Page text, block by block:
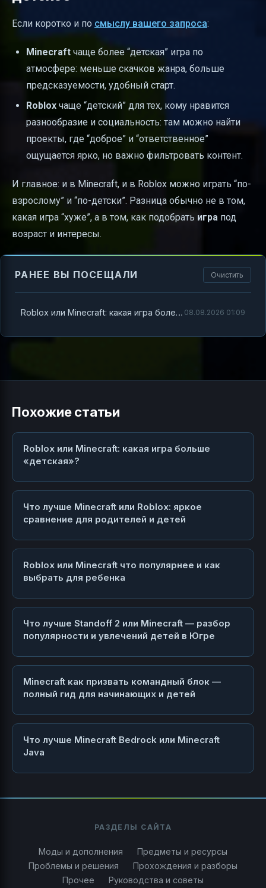
Если коротко и по смыслу вашего запроса:
Minecraft чаще более “детская” игра по
атмосфере: меньше скачков жанра, больше
предсказуемости, удобный старт.
Roblox чаще “детский” для тех, кому нравится
разнообразие и социальность: там можно найти
проекты, где “доброе” и “ответственное”
ощущается ярко, но важно фильтровать контент.
И главное: и в Minecraft, и в Roblox можно играть “по-
взрослому” и “по-детски”. Разница обычно не в том,
какая игра “хуже”, а в том, как подобрать игра под
возраст и интересы.
РАНЕЕ ВЫ ПОСЕЩАЛИ Очистить
Roblox или Minecraft: какая игра более «детская»? 08.08.2026 01:09
Похожие статьи
Roblox или Minecraft: какая игра больше
«детская»?
Что лучше Minecraft или Roblox: яркое
сравнение для родителей и детей
Roblox или Minecraft что популярнее и как
выбрать для ребенка
Что лучше Standoff 2 или Minecraft — разбор
популярности и увлечений детей в Югре
Minecraft как призвать командный блок —
полный гид для начинающих и детей
Что лучше Minecraft Bedrock или Minecraft
Java
РАЗДЕЛЫ САЙТА
Моды и дополнения
Предметы и ресурсы
Проблемы и решения
Прохождения и разборы
Прочее
Руководства и советы